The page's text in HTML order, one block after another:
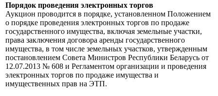
Порядок проведения электронных торгов
Аукцион проводится в порядке, установленном Положением
о порядке проведения электронных торгов по продаже
государственного имущества, включая земельные участки,
права заключения договора аренды государственного
имущества, в том числе земельных участков, утвержденным
постановлением Совета Министров Республики Беларусь от
12.07.2013 № 608 и Регламентом организации и проведения
электронных торгов по продаже имущества и
имущественных прав на ЭТП.